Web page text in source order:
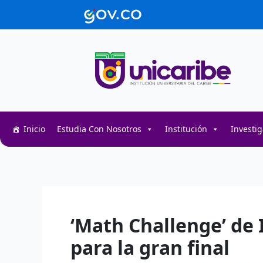
Inicio Estudia Con Nosotros Institución
‘Math Challenge’
para la gran final